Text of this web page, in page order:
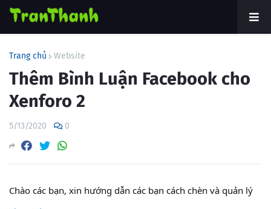
Trang chủ Website
Thêm Bình Luận Facebook cho
Xenforo 2
5/13/2020 0
Chào các bạn, xin hướng dẫn các bạn cách chèn và quản lý